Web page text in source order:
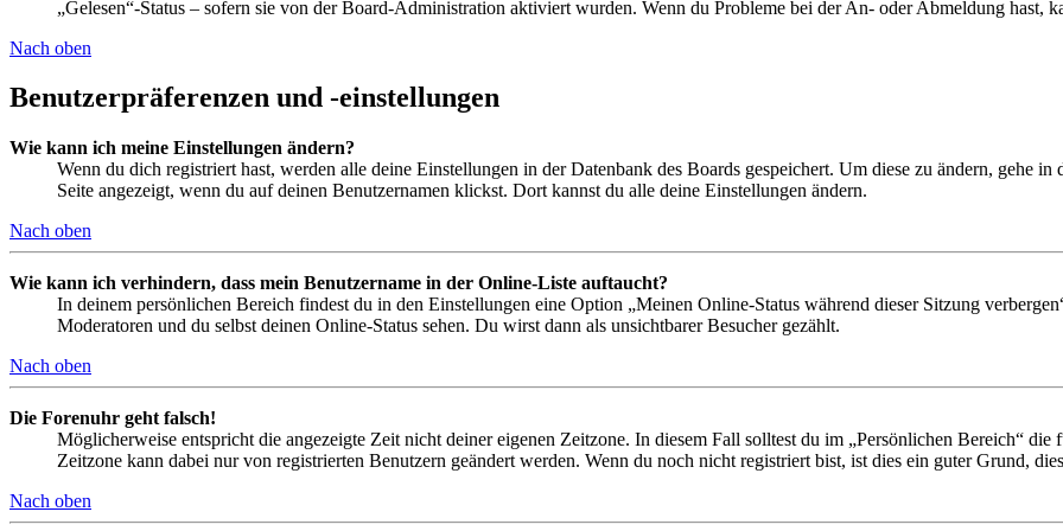
„Gelesen“-Status – sofern sie von der Board-Administration aktiviert wurden. Wenn du Probleme bei der An- oder Abmeldung hast,
Nach oben
Benutzerpräferenzen und -einstellungen
Wie kann ich meine Einstellungen ändern?
Wenn du dich registriert hast, werden alle deine Einstellungen in der Datenbank des Boards gespeichert. Um diese zu ändern, gehe
Seite angezeigt, wenn du auf deinen Benutzernamen klickst. Dort kannst du alle deine Einstellungen ändern.
Nach oben
Wie kann ich verhindern, dass mein Benutzername in der Online-Liste auftaucht?
In deinem persönlichen Bereich findest du in den Einstellungen eine Option „Meinen Online-Status während dieser Sitzung
Moderatoren und du selbst deinen Online-Status sehen. Du wirst dann als unsichtbarer Besucher gezählt.
Nach oben
Die Forenuhr geht falsch!
Möglicherweise entspricht die angezeigte Zeit nicht deiner eigenen Zeitzone. In diesem Fall solltest du im „Persönlichen Bereich“
Zeitzone kann dabei nur von registrierten Benutzern geändert werden. Wenn du noch nicht registriert bist, ist dies ein guter Grund,
Nach oben